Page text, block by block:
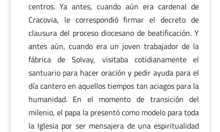
centros. Ya antes, cuando aún era cardenal de
Cracovia, le correspondió firmar el decreto de
clausura del proceso diocesano de beatificación. Y
antes aún, cuando era un joven trabajador de la
fábrica de Solvay, visitaba cotidianamente el
santuario para hacer oración y pedir ayuda para el
día cantero en aquellos tiempos tan aciagos para la
humanidad. En el momento de transición del
milenio, el papa la presentó como modelo para toda
la Iglesia por ser mensajera de una espiritualidad